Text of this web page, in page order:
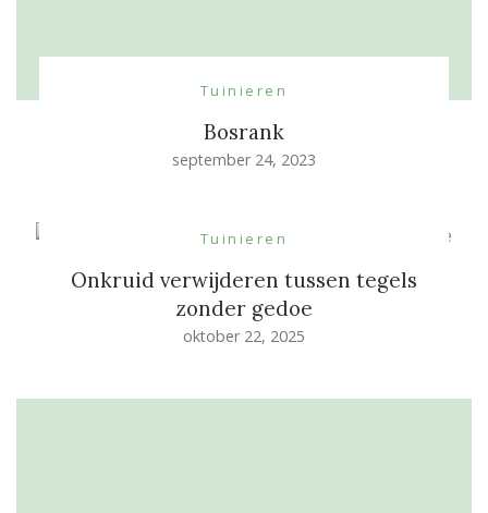
Tuinieren
Bosrank
september 24, 2023
Tuinieren
Onkruid verwijderen tussen tegels
zonder gedoe
oktober 22, 2025